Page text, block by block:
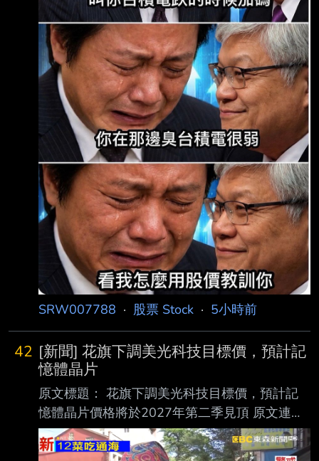
空頭趨勢根本沒變！ 之前大盤的拉抬只不過是
「無量反彈」跟「最後逃命波」，接下來隨
SRW007788 · 股票 Stock · 5小時前
42 [新聞] 花旗下調美光科技目標價，預計記
憶體晶片
原文標題： 花旗下調美光科技目標價，預計記
憶體晶片價格將於2027年第二季見頂 原文連
結： https://hk.investing.com/news/stock-
market-news/article-1597646 發布時間：